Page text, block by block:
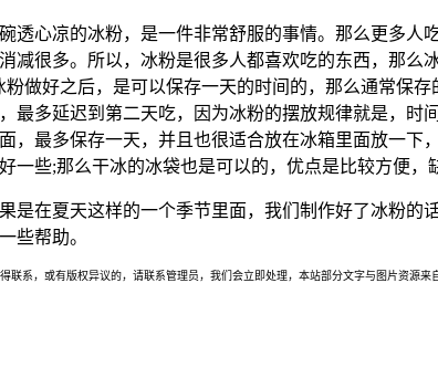
透心凉的冰粉，是一件非常舒服的事情。那么更多
减很多。所以，冰粉是很多人都喜欢吃的东西，那
做好之后，是可以保存一天的时间的，那么通常保
最多延迟到第二天吃，因为冰粉的摆放规律就是，
，最多保存一天，并且也很适合放在冰箱里面放一
些;那么干冰的冰袋也是可以的，优点是比较方便，
是在夏天这样的一个季节里面，我们制作好了冰粉
些帮助。
系，或有版权异议的，请联系管理员，我们会立即处理，本站部分文字与图片资源